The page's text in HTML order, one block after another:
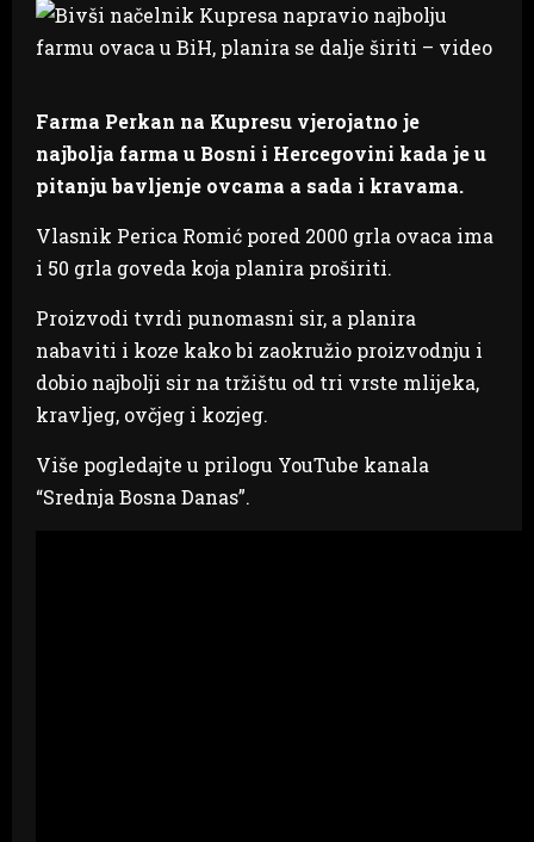
Farma Perkan na Kupresu vjerojatno je
najbolja farma u Bosni i Hercegovini kada je u
pitanju bavljenje ovcama a sada i kravama.
Vlasnik Perica Romić pored 2000 grla ovaca ima
i 50 grla goveda koja planira proširiti.
Proizvodi tvrdi punomasni sir, a planira
nabaviti i koze kako bi zaokružio proizvodnju i
dobio najbolji sir na tržištu od tri vrste mlijeka,
kravljeg, ovčjeg i kozjeg.
Više pogledajte u prilogu YouTube kanala
“Srednja Bosna Danas”.